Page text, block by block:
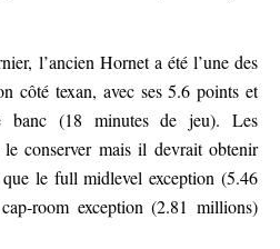
l’ancien Hornet a été l’une des
côté texan, avec ses 5.6 points et
banc (18 minutes de jeu). Les
conserver mais il devrait obtenir
le full midlevel exception (5.46
room exception (2.81 millions)